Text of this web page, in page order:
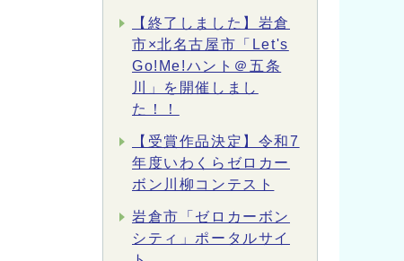
【終了しました】岩倉
市×北名古屋市「Let's
Go!Me!ハント＠五条
川」を開催しまし
た！！
【受賞作品決定】令和7
年度いわくらゼロカー
ボン川柳コンテスト
岩倉市「ゼロカーボン
シティ」ポータルサイ